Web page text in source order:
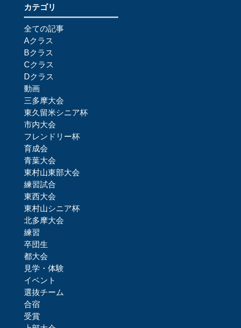
​カテゴリ
全ての記事
Aクラス
Bクラス
Cクラス
Dクラス
動画
三多摩大会
東久留米シニア杯
市内大会
フレンドリー杯
育成会
青葉大会
東村山東部大会
練習試合
東西大会
東村山シニア杯
北多摩大会
練習
卒団生
都大会
見学・体験
イベント
選抜チーム
合宿
受賞